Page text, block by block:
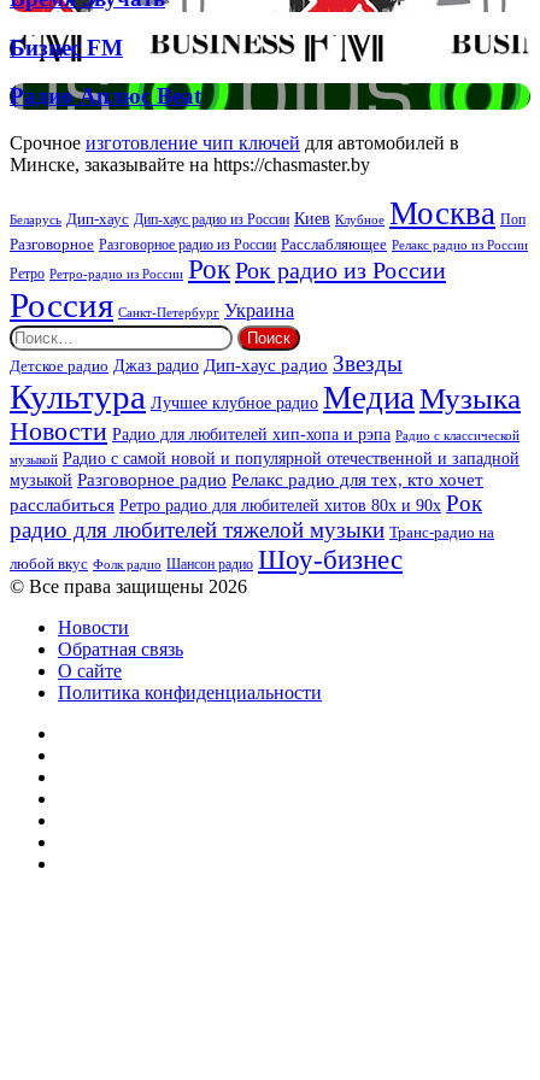
Спірс
Звучать
Бизнес
Бизнес FM
Радио
Аплюс
Beat
Радио Аплюс Beat
Срочное изготовление чип ключей для автомобилей в
Минске, заказывайте на https://chasmaster.by
Беларусь Дип-хаус Дип-хаус радио из России Киев Клубное Москва Поп
Разговорное Разговорное радио из России Расслабляющее Релакс радио из России
Ретро Ретро-радио из России РокРок радио из России
Россия Санкт-Петербург Украина
Найти:
Детское радио Джаз радио Дип-хаус радио Звезды
Культура Лучшее клубное радио МедиаМузыка
Новости Радио для любителей хип-хопа и рэпа Радио с классической
музыкой Радио с самой новой и популярной отечественной и западной
музыкой Разговорное радио Релакс радио для тех, кто хочет
расслабиться Ретро радио для любителей хитов 80х и 90х Рок
радио для любителей тяжелой музыки Транс-радио на
любой вкус Фолк радио Шансон радио Шоу-бизнес
© Все права защищены 2026
Новости
Обратная связь
О сайте
Политика конфиденциальности